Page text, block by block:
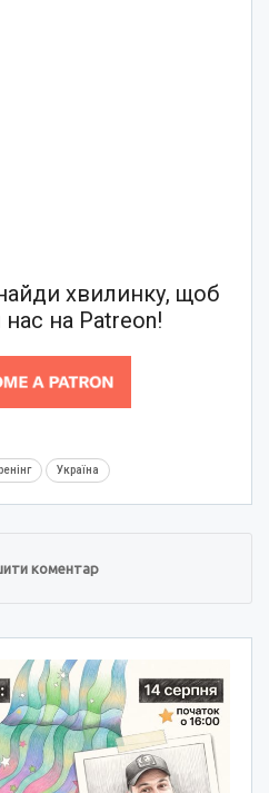
хвилинку, щоб
на Patreon!
Україна
коментар